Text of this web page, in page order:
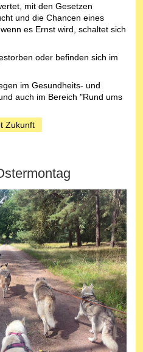
mit den Gesetzen
und die Chancen eines
es Ernst wird, schaltet sich
oder befinden sich im
im Gesundheits- und
auch im Bereich "Rund ums
Zukunft